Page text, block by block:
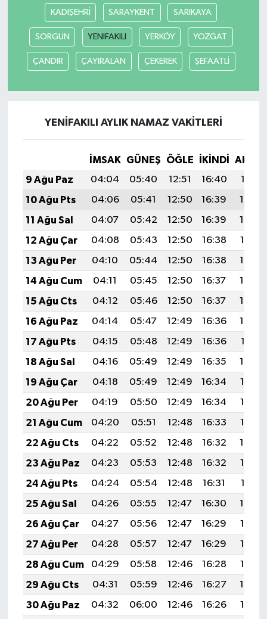
KADIŞEHRİ SARAYKENT SARIKAYA
SORGUN YENİFAKILI YERKÖY YOZGAT
ÇANDIR ÇAYIRALAN ÇEKEREK ŞEFAATLİ
YENİFAKILI AYLIK NAMAZ VAKITLERI
İMSAK GÜNEŞ ÖĞLE İKINDI
9 Ağu Paz
04:04 05:40 12:51 16:40
19:51
10 Ağu Pts
04:06 05:41 12:50 16:39
19:50
11 Ağu Sal
04:07 05:42 12:50 16:39
19:49
12 Ağu Çar
04:08 05:43 12:50 16:38
19:47
13 Ağu Per
04:10 05:44 12:50 16:38
19:46
14 Ağu Cum
04:11 05:45 12:50 16:37
19:45
15 Ağu Cts
04:12 05:46 12:50 16:37
19:44
16 Ağu Paz
04:14 05:47 12:49 16:36
19:42
17 Ağu Pts
04:15 05:48 12:49 16:36
19:41
18 Ağu Sal
04:16 05:49 12:49 16:35
19:40
19 Ağu Çar
04:18 05:49 12:49 16:34
19:38
20 Ağu Per
04:19 05:50 12:49 16:34
19:37
21 Ağu Cum
04:20 05:51 12:48 16:33
19:35
22 Ağu Cts
04:22 05:52 12:48 16:32
19:34
23 Ağu Paz
04:23 05:53 12:48 16:32
19:33
24 Ağu Pts
04:24 05:54 12:48 16:31
19:31
25 Ağu Sal
04:26 05:55 12:47 16:30
19:30
26 Ağu Çar
04:27 05:56 12:47 16:29
19:28
27 Ağu Per
04:28 05:57 12:47 16:29
19:27
28 Ağu Cum
04:29 05:58 12:46 16:28
19:25
29 Ağu Cts
04:31 05:59 12:46 16:27
19:24
30 Ağu Paz
04:32 06:00 12:46 16:26
19:22